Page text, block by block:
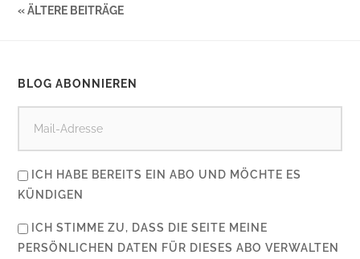
« ÄLTERE BEITRÄGE
BLOG ABONNIEREN
ICH HABE BEREITS EIN ABO UND MÖCHTE ES
KÜNDIGEN
ICH STIMME ZU, DASS DIE SEITE MEINE
PERSÖNLICHEN DATEN FÜR DIESES ABO VERWALTEN